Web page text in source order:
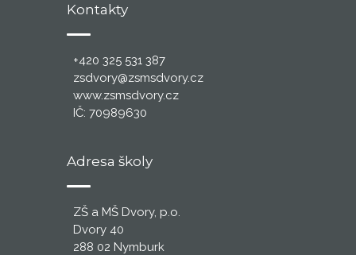
Kontakty
+420 325 531 387
zsdvory@zsmsdvory.cz
www.zsmsdvory.cz
IČ: 70989630
Adresa školy
ZŠ a MŠ Dvory, p.o.
Dvory 40
288 02 Nymburk